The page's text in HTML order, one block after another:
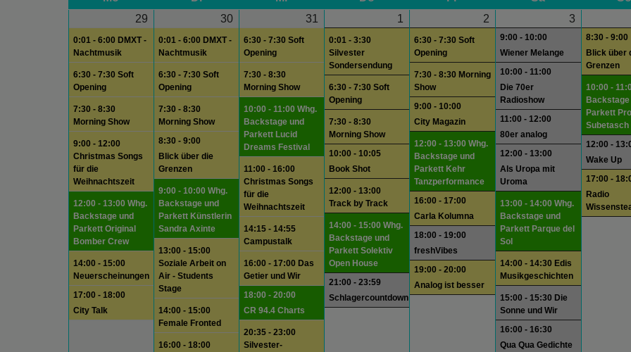
29
0:01 - 6:00 DMXT -
Nachtmusik
6:30 - 7:30 Soft
Opening
7:30 - 8:30
Morning Show
9:00 - 12:00
Christmas Songs
für die
Weihnachtszeit
12:00 - 13:00 Whg.
Backstage und
Parkett Original
Bomber Crew
14:00 - 15:00
Neuerscheinungen
17:00 - 18:00
City Talk
30
0:01 - 6:00 DMXT -
Nachtmusik
6:30 - 7:30 Soft
Opening
7:30 - 8:30
Morning Show
8:30 - 9:00
Blick über die
Grenzen
9:00 - 10:00 Whg.
Backstage und
Parkett Künstlerin
Sandra Axinte
13:00 - 15:00
Soziale Arbeit on
Air - Students
Stage
14:00 - 15:00
Female Fronted
16:00 - 18:00
31
6:30 - 7:30 Soft
Opening
7:30 - 8:30
Morning Show
10:00 - 11:00 Whg.
Backstage und
Parkett Lucid
Dreams Festival
11:00 - 16:00
Christmas Songs
für die
Weihnachtszeit
14:15 - 14:55
Campustalk
16:00 - 17:00 Das
Getier und Wir
18:00 - 20:00
CR 94.4 Charts
20:35 - 23:00
Silvester-
1
0:01 - 3:30
Silvester
Sondersendung
6:30 - 7:30 Soft
Opening
7:30 - 8:30
Morning Show
10:00 - 10:05
Book Shot
12:00 - 13:00
Track by Track
14:00 - 15:00 Whg.
Backstage und
Parkett Solektiv
Open House
21:00 - 23:59
Schlagercountdown
2
6:30 - 7:30 Soft
Opening
7:30 - 8:30 Morning
Show
9:00 - 10:00
City Magazin
12:00 - 13:00 Whg.
Backstage und
Parkett Kehr
Tanzperformance
16:00 - 17:00
Carla Kolumna
18:00 - 19:00
freshVibes
19:00 - 20:00
Analog ist besser
3
9:00 - 10:00
Wiener Melange
10:00 - 11:00
Die 70er
Radioshow
11:00 - 12:00
80er analog
12:00 - 13:00
Als Uropa mit
Uroma
13:00 - 14:00 Whg.
Backstage und
Parkett Parque del
Sol
14:00 - 14:30 Edis
Musikgeschichten
15:00 - 15:30 Die
Sonne und Wir
16:00 - 16:30
Qua Qua Gedichte
8:30 - 9:00
Blick über
Grenzen
10:00 -
Backstage
Parkett
Subetasch
12:00 -
Wake Up
17:00 -
Radio